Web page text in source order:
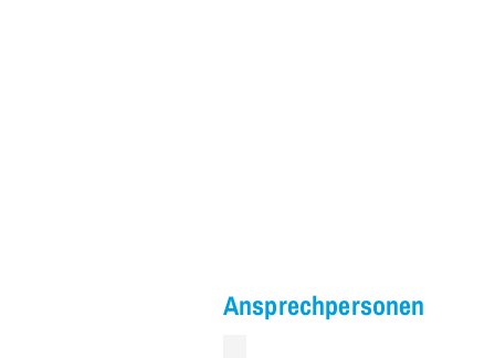
Ansprechpersonen